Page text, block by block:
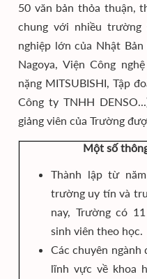
50 văn bản thỏa thuận,
chung với nhiều trường
nghiệp lớn của Nhật
Nagoya, Viện Công
nặng MITSUBISHI, Tập
Công ty TNHH
giảng viên của Trường
Một số
Thành lập từ
trường uy tín và
nay, Trường có
sinh viên theo học.
Các chuyên ngành
lĩnh vực về khoa